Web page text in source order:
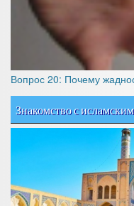
Вопрос 20: Почему
Знакомство с